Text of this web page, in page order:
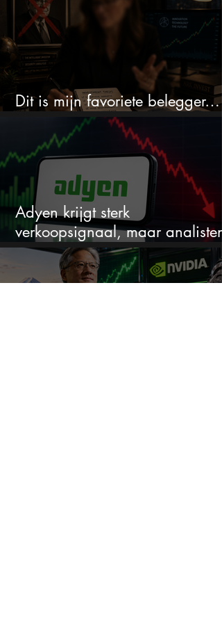
Dit is mijn favoriete belegger…
en het is niet Warren Buffett
Adyen krijgt sterk
verkoopsignaal, maar analisten
zien juist een koopkans